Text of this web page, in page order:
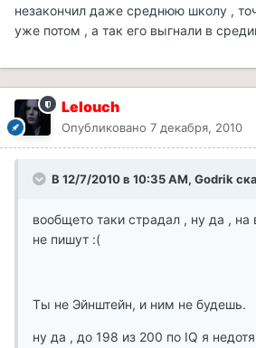
незакончил даже среднюю школу ,
уже потом , а так его выгнали в
Lelouch
Опубликовано 7 декабря, 2010
В 12/7/2010 в 10:35 AM, Godrik
вообщето таки страдал , ну да , на
не пишут :(
Ты не Эйнштейн, и ним не будешь.
ну да , до 198 из 200 по IQ я